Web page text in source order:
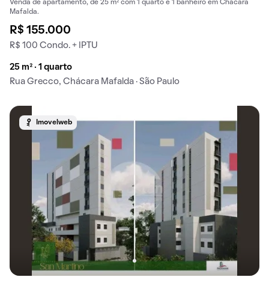
Venda de apartamento, de 25 m² com 1 quarto e 1 banheiro em Chácara
Mafalda.
R$ 155.000
R$ 100 Condo. + IPTU
25 m² · 1 quarto
Rua Grecco, Chácara Mafalda · São Paulo
Imovelweb